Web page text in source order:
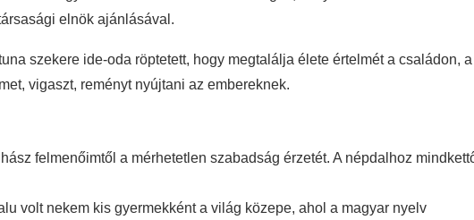
elnök ajánlásával.
szekere ide-oda röptetett, hogy megtalálja élete értelmét a családon, a
vigaszt, reményt nyújtani az embereknek.
felmenőimtől a mérhetetlen szabadság érzetét. A népdalhoz
volt nekem kis gyermekként a világ közepe, ahol a magyar nyelv